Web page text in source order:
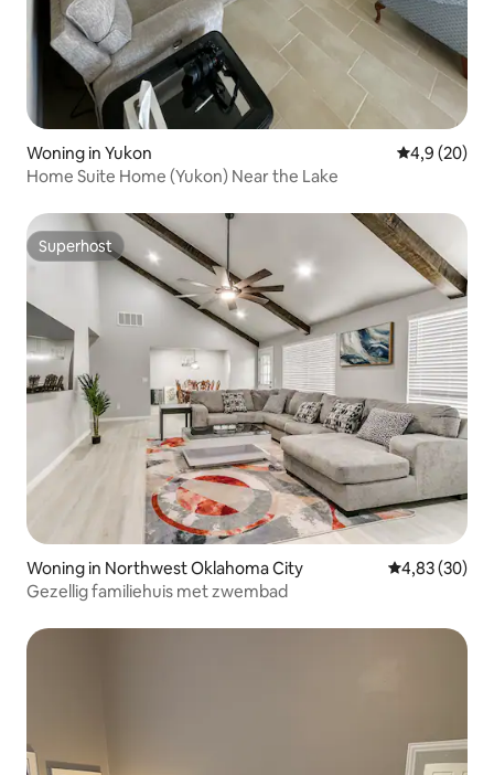
Woning in Yukon Gemiddelde
4,9 (20)
Home Suite Home (Yukon) Near the Lake
Superhost
Superhost
Woning in Northwest Oklahoma City Gemiddelde
4,83 (30)
Gezellig familiehuis met zwembad